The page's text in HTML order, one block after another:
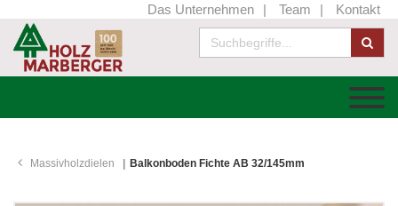
Das Unternehmen Team Kontakt
Massivholzdielen Balkonboden Fichte AB 32/145mm